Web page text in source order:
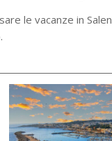
le vacanze in